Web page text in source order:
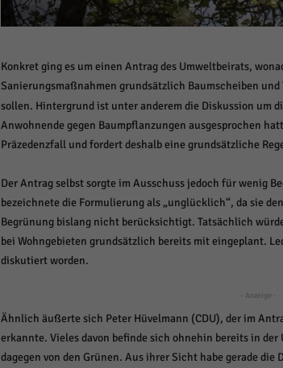
Konkret ging es um einen Antrag des Umweltbeirats,
Sanierungsmaßnahmen grundsätzlich Baumscheiben
sollen. Hintergrund ist unter anderem die Diskussion um
Anwohnende gegen Baumpflanzungen ausgesprochen
Präzedenzfall und fordert deshalb eine grundsätzliche
Der Antrag selbst sorgte im Ausschuss jedoch für wenig
bezeichnete die Formulierung als „unglücklich“, da sie
Begrünung bislang nicht berücksichtigt. Tatsächlich
bei Wohngebieten grundsätzlich bereits mit eingeplant.
diskutiert worden.
- Anzeige -
Ähnlich äußerte sich Peter Hüvelmann (CDU), der im
erkannte. Vieles davon befinde sich ohnehin bereits in
dagegen von den Grünen. Aus ihrer Sicht habe gerade
Essenziell (1)
Essenzielle
Funktion der
Statistiken (1)
Statistik Cookies
Marketing (1)
Marketing-Cookies
Externe
Inhalte von
Wenn Cookies von